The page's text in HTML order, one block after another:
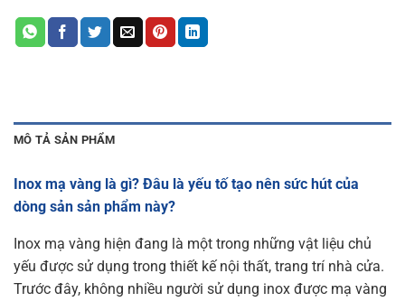
MÔ TẢ SẢN PHẨM
Inox mạ vàng là gì? Đâu là yếu tố tạo nên sức hút của
dòng sản sản phẩm này?
Inox mạ vàng hiện đang là một trong những vật liệu chủ
yếu được sử dụng trong thiết kế nội thất, trang trí nhà cửa.
Trước đây, không nhiều người sử dụng inox được mạ vàng